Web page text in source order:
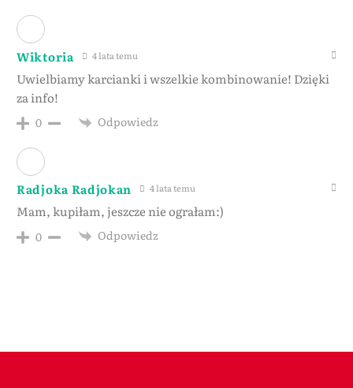
Wiktoria 4 lata temu
Uwielbiamy karcianki i wszelkie kombinowanie! Dzięki
za info!
0 Odpowiedz
Radjoka Radjokan 4 lata temu
Mam, kupiłam, jeszcze nie ograłam:)
0 Odpowiedz